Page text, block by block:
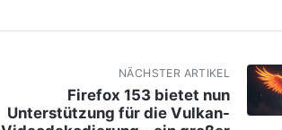
NÄCHSTER ARTIKEL
Firefox 153 bietet nun
Unterstützung für die Vulkan-